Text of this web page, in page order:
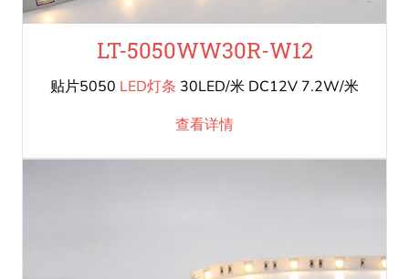
LT-5050WW30R-W12
贴片5050 LED灯条 30LED/米 DC12V 7.2W/米
查看详情